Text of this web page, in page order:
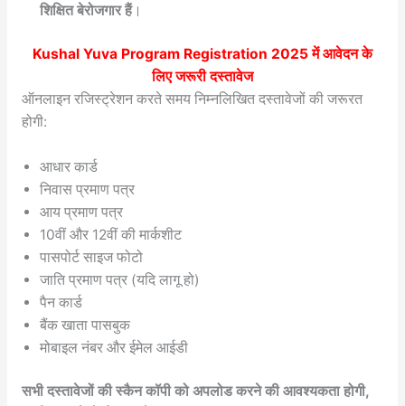
शिक्षित बेरोजगार हैं।
Kushal Yuva Program Registration 2025में आवेदन के
लिए जरूरी दस्तावेज
ऑनलाइन रजिस्ट्रेशन करते समय निम्नलिखित दस्तावेजों की जरूरत
होगी:
आधार कार्ड
निवास प्रमाण पत्र
आय प्रमाण पत्र
10वीं और 12वीं की मार्कशीट
पासपोर्ट साइज फोटो
जाति प्रमाण पत्र (यदि लागू हो)
पैन कार्ड
बैंक खाता पासबुक
मोबाइल नंबर और ईमेल आईडी
सभी दस्तावेजों की स्कैन कॉपी को अपलोड करने की आवश्यकता होगी,